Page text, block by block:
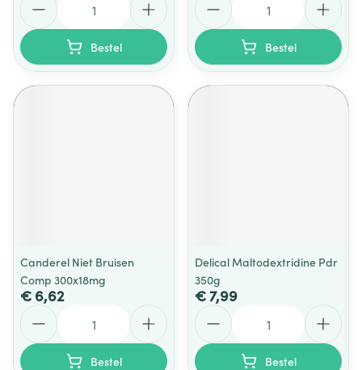
Bestel Bestel
Canderel Niet Bruisen
Comp 300x18mg
€ 6,62
Bestel
Delical Maltodextridine Pdr
350g
€ 7,99
Bestel